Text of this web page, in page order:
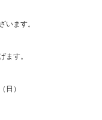
います。
す。
日）